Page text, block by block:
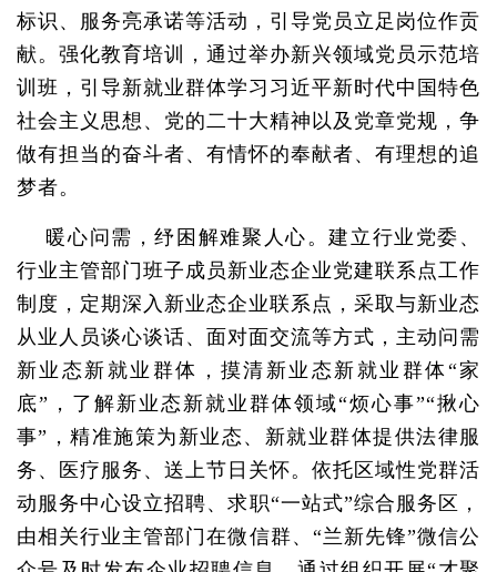
标识、服务亮承诺等活动，引导党员立足岗位作贡
献。强化教育培训，通过举办新兴领域党员示范培
训班，引导新就业群体学习习近平新时代中国特色
社会主义思想、党的二十大精神以及党章党规，争
做有担当的奋斗者、有情怀的奉献者、有理想的追
梦者。
暖心问需，纾困解难聚人心。建立行业党委、
行业主管部门班子成员新业态企业党建联系点工作
制度，定期深入新业态企业联系点，采取与新业态
从业人员谈心谈话、面对面交流等方式，主动问需
新业态新就业群体，摸清新业态新就业群体“家
底”，了解新业态新就业群体领域“烦心事”“揪心
事”，精准施策为新业态、新就业群体提供法律服
务、医疗服务、送上节日关怀。依托区域性党群活
动服务中心设立招聘、求职“一站式”综合服务区，
由相关行业主管部门在微信群、“兰新先锋”微信公